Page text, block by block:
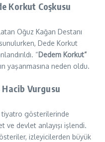
Korkut Coşkusu
Oğuz Kağan Destanı
Dede Korkut
“Dedem Korkut”
yaşanmasına neden oldu.
Vurgusu
tiyatro gösterilerinde
ve devlet anlayışı işlendi.
izleyicilerden büyük